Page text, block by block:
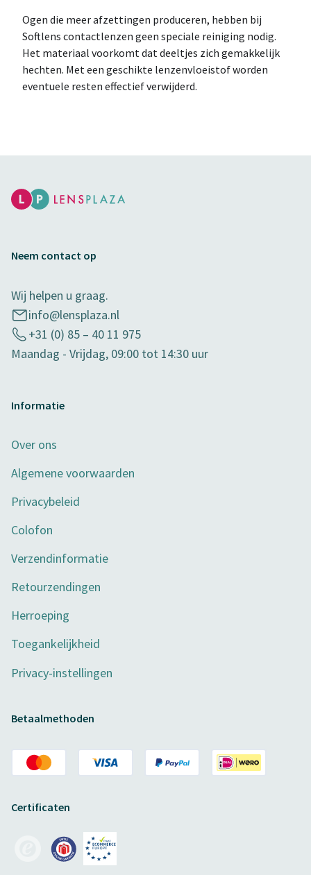
Ogen die meer afzettingen produceren, hebben bij
Softlens contactlenzen geen speciale reiniging nodig.
Het materiaal voorkomt dat deeltjes zich gemakkelijk
hechten. Met een geschikte lenzenvloeistof worden
eventuele resten effectief verwijderd.
Neem contact op
Wij helpen u graag.
info@lensplaza.nl
+31 (0) 85 – 40 11 975
Maandag - Vrijdag, 09:00 tot 14:30 uur
Informatie
Over ons
Algemene voorwaarden
Privacybeleid
Colofon
Verzendinformatie
Retourzendingen
Herroeping
Toegankelijkheid
Privacy-instellingen
Betaalmethoden
Certificaten